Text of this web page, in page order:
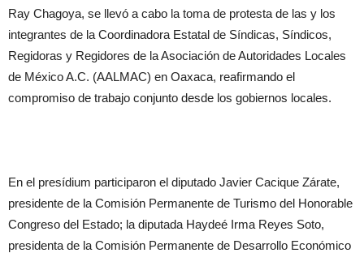
Ray Chagoya, se llevó a cabo la toma de protesta de las y los
integrantes de la Coordinadora Estatal de Síndicas, Síndicos,
Regidoras y Regidores de la Asociación de Autoridades Locales
de México A.C. (AALMAC) en Oaxaca, reafirmando el
compromiso de trabajo conjunto desde los gobiernos locales.
En el presídium participaron el diputado Javier Cacique Zárate,
presidente de la Comisión Permanente de Turismo del Honorable
Congreso del Estado; la diputada Haydeé Irma Reyes Soto,
presidenta de la Comisión Permanente de Desarrollo Económico